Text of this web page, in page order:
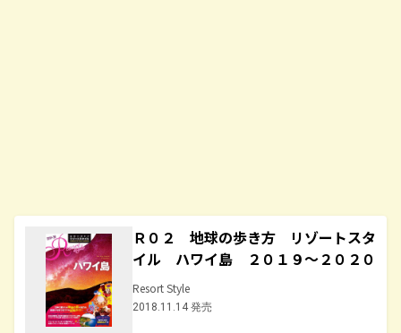
Ｒ０２ 地球の歩き方 リゾートスタ
イル ハワイ島 ２０１９～２０２０
Resort Style
2018.11.14 発売